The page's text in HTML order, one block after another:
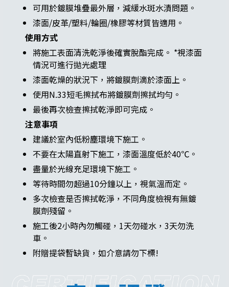
可用於鍍膜堆疊最外層，減緩水斑水漬問題。
漆面/皮革/塑料/輪圈/橡膠等材質皆適用。
使用方式
將施工表面清洗乾淨後確實脫酯完成。 *視漆面
情況可進行拋光處理
漆面乾燥的狀況下，將鍍膜劑滴於漆面上。
使用N.33短毛擦拭布將鍍膜劑擦拭均勻。
最後再次檢查擦拭乾淨即可完成。
注意事項
建議於室內低粉塵環境下施工。
不要在太陽直射下施工，漆面溫度低於40℃。
盡量於光線充足環境下施工。
等待時間勿超過10分鐘以上，視氣溫而定。
多次檢查是否擦拭乾淨，不同角度檢視有無鍍
膜劑殘留。
施工後2小時內勿觸碰，1天勿碰水，3天勿洗
車。
附贈提袋暫缺貨，如介意請勿下標!